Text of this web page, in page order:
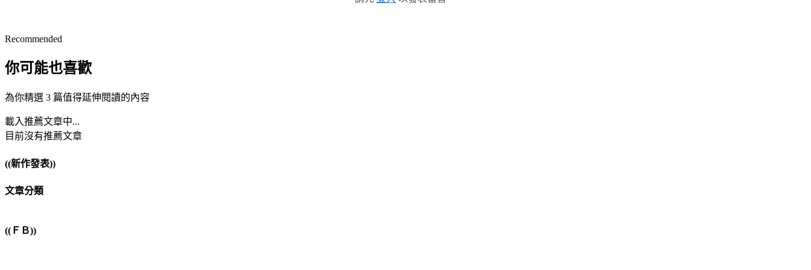
Recommended
你可能也喜歡
為你精選 3 篇值得延伸閱讀的內容
載入推薦文章中...
目前沒有推薦文章
((新作發表))
文章分類
((ＦＢ))